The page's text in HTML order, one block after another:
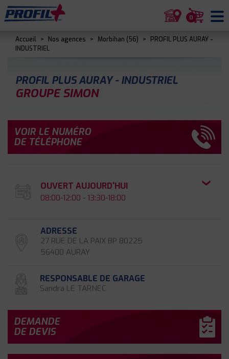
0
Accueil > Nos agences > Morbihan (56) >
PROFIL PLUS AURAY -
INDUSTRIEL
PROFIL PLUS AURAY - INDUSTRIEL
GROUPE SIMON
VOIR LE NUMÉRO
DE TÉLÉPHONE
OUVERT AUJOURD'HUI
08:00-12:00 - 13:30-18:00
ADRESSE
27 RUE DE LA PAIX BP 80225
56400 AURAY
RESPONSABLE DE GARAGE
Sandra LE TARNEC
DEMANDE
DE DEVIS